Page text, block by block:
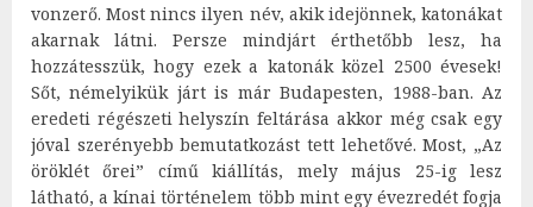
vonzerő. Most nincs ilyen név, akik idejönnek, katonákat
akarnak látni. Persze mindjárt érthetőbb lesz, ha
hozzátesszük, hogy ezek a katonák közel 2500 évesek!
Sőt, némelyikük járt is már Budapesten, 1988-ban. Az
eredeti régészeti helyszín feltárása akkor még csak egy
jóval szerényebb bemutatkozást tett lehetővé. Most, „Az
öröklét őrei” című kiállítás, mely május 25-ig lesz
látható, a kínai történelem több mint egy évezredét fogja